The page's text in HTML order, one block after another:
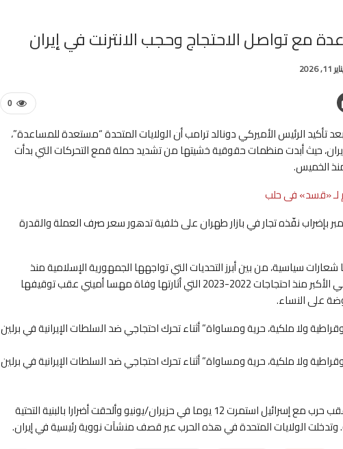
مع تواصل الاحتجاج وحجب الانترنت في إيران
11, 2026
0
الرئيس الأميركي دونالد ترامب أن الولايات المتحدة “مستعدة للمساعدة”،
حيث أبدت منظمات حقوقية خشيتها من تشديد حملة قمع التحركات التي بدأت
الخميس.
لـ «قسد» فى حلب
كانون الأول/ديسمبر بإضراب نفّذه تجار في بازار طهران على خلفية تدهور سعر صرف العملة والقدرة
سياسية، من بين أبرز التحديات التي تواجهها الجمهورية الإسلامية منذ
تأسست قبل أربعة عقود ونصف عقد، وهي الأكبر منذ احتجاجات 2022-2023 التي أثارتها وفاة مهسا أميني عقب توقيفها
على النساء.
ولا ملكية، حرية ومساواة” أثناء تحرك احتجاجي ضد السلطات الإيرانية في برلين
ولا ملكية، حرية ومساواة” أثناء تحرك احتجاجي ضد السلطات الإيرانية في برلين
وتُشكّل التظاهرات تحديا جديدا للسلطات عقب حرب مع إسرائيل استمرت 12 يوما في حزيران/يونيو وألحقت أضرارا بالبنية التحتية
الولايات المتحدة في هذه الحرب عبر قصف منشآت نووية رئيسية في إيران.